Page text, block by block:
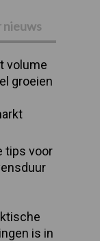
nieuws
volume
groeien
tips voor
is in